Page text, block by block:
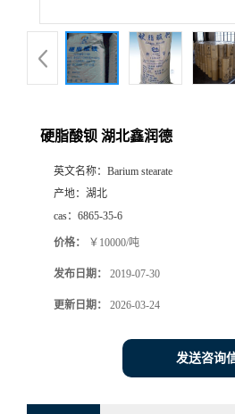
硬脂酸钡 湖北鑫润德
英文名称： Barium stearate
产地： 湖北
cas： 6865-35-6
价格： ￥10000/吨
发布日期： 2019-07-30
更新日期： 2026-03-24
发送咨询